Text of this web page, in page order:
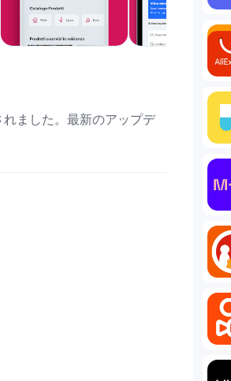
ました。最新のアップデ